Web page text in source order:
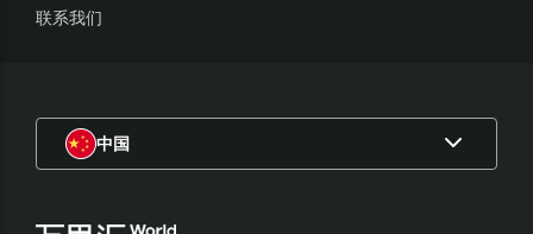
联系我们
中国